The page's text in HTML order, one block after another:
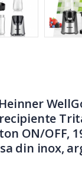
recipiente
ON/OFF,
din inox,
-21%